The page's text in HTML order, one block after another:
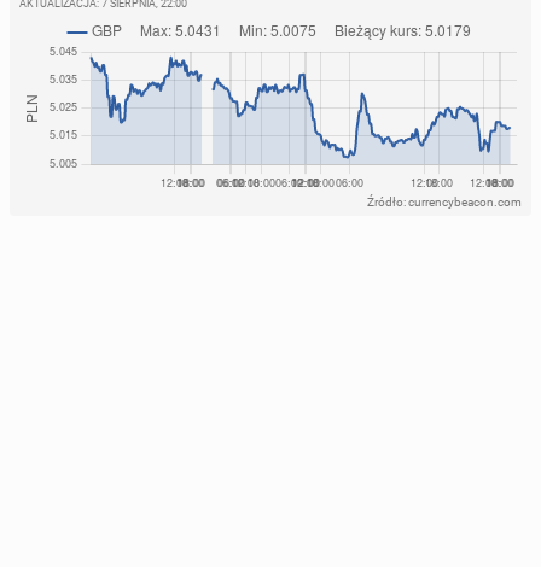
AKTUALIZACJA: 7 SIERPNIA, 22:00
Źródło: currencybeacon.com